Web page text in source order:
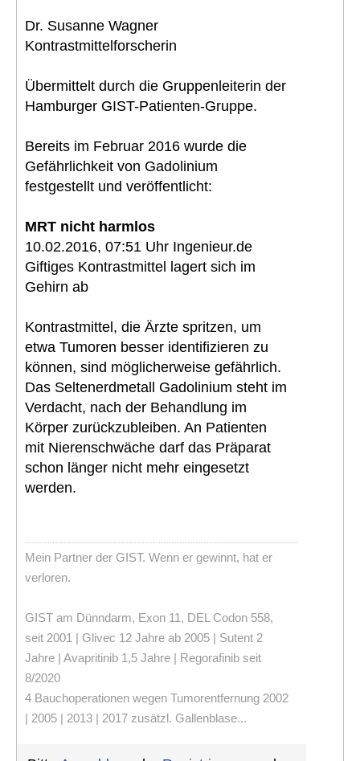
Dr. Susanne Wagner
Kontrastmittelforscherin
Übermittelt durch die Gruppenleiterin der
Hamburger GIST-Patienten-Gruppe.
Bereits im Februar 2016 wurde die
Gefährlichkeit von Gadolinium
festgestellt und veröffentlicht:
MRT nicht harmlos
10.02.2016, 07:51 Uhr Ingenieur.de
Giftiges Kontrastmittel lagert sich im
Gehirn ab
Kontrastmittel, die Ärzte spritzen, um
etwa Tumoren besser identifizieren zu
können, sind möglicherweise gefährlich.
Das Seltenerdmetall Gadolinium steht im
Verdacht, nach der Behandlung im
Körper zurückzubleiben. An Patienten
mit Nierenschwäche darf das Präparat
schon länger nicht mehr eingesetzt
werden.
Mein Partner der GIST. Wenn er gewinnt, hat er
verloren.
GIST am Dünndarm, Exon 11, DEL Codon 558,
seit 2001 | Glivec 12 Jahre ab 2005 | Sutent 2
Jahre | Avapritinib 1,5 Jahre | Regorafinib seit
8/2020
4 Bauchoperationen wegen Tumorentfernung 2002
| 2005 | 2013 | 2017 zusätzl. Gallenblase...